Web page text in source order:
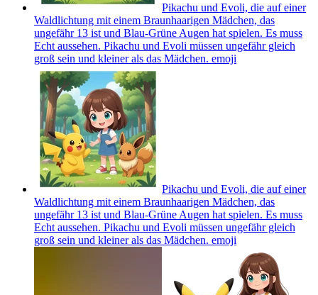
Pikachu und Evoli, die auf einer
Waldlichtung mit einem Braunhaarigen Mädchen, das
ungefähr 13 ist und Blau-Grüne Augen hat spielen. Es muss
Echt aussehen. Pikachu und Evoli müssen ungefähr gleich
groß sein und kleiner als das Mädchen. emoji
Pikachu und Evoli, die auf einer
Waldlichtung mit einem Braunhaarigen Mädchen, das
ungefähr 13 ist und Blau-Grüne Augen hat spielen. Es muss
Echt aussehen. Pikachu und Evoli müssen ungefähr gleich
groß sein und kleiner als das Mädchen. emoji